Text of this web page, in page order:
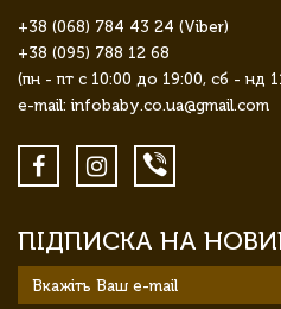
+38 (068) 784 43 24 (Viber)
+38 (095) 788 12 68
(пн - пт с 10:00 до 19:00, сб - нд
e-mail: infobaby.co.ua@gmail.com
ПІДПИСКА НА